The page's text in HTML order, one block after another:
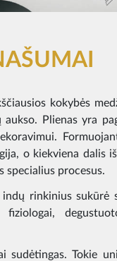
kokybės
Plienas yra
o kiekviena dalis
specialius procesus.
rinkinius sukūrė
fiziologai,
sudėtingas. Tokie